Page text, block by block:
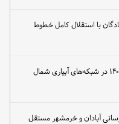
با استقلال کامل خطوط
آغاز عقد قرارداد آب زراعی کشت‌های تابستانه ۱۴۰۵ در شبکه‌های آبیاری شمال
آبادان و خرمشهر مستقل